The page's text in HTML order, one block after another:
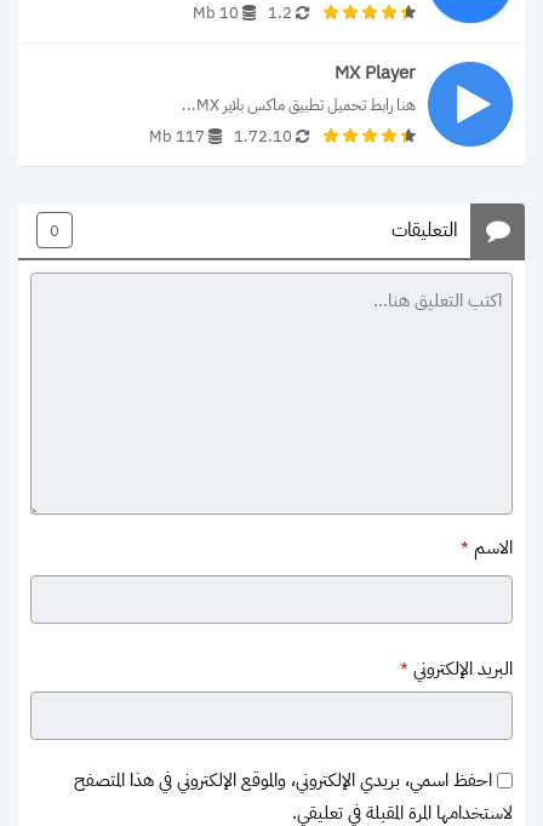
1.2
10 Mb
MX Player
هنا رابط تحميل تطبيق ماكس بلاير MX...
1.72.10
117 Mb
التعليقات 0
الاسم *
البريد الإلكتروني *
احفظ اسمي، بريدي الإلكتروني، والموقع الإلكتروني في هذا المتصفح
لاستخدامها المرة المقبلة في تعليقي.